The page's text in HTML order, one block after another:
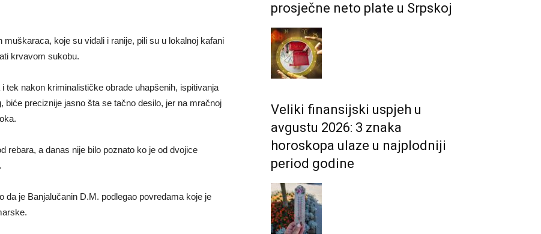
koje su viđali i ranije, pili su u lokalnoj kafani
krvavom sukobu.
tek nakon kriminalističke obrade uhapšenih, ispitivanja
biće preciznije jasno šta se tačno desilo, jer na mračnoj
rebara, a danas nije bilo poznato ko je od dvojice
je Banjalučanin D.M. podlegao povredama koje je
prosječne neto plate u Srpskoj
Veliki finansijski uspjeh u
avgustu 2026: 3 znaka
horoskopa ulaze u najplodniji
period godine